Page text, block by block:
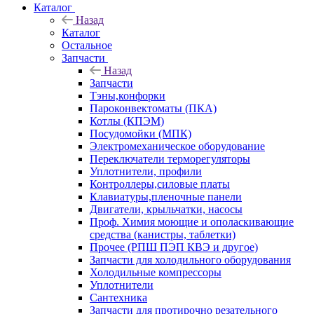
Каталог
Назад
Каталог
Остальное
Запчасти
Назад
Запчасти
Тэны,конфорки
Пароконвектоматы (ПКА)
Котлы (КПЭМ)
Посудомойки (МПК)
Электромеханическое оборудование
Переключатели терморегуляторы
Уплотнители, профили
Контроллеры,силовые платы
Клавиатуры,пленочные панели
Двигатели, крыльчатки, насосы
Проф. Химия моющие и ополаскивающие
средства (канистры, таблетки)
Прочее (РПШ ПЭП КВЭ и другое)
Запчасти для холодильного оборудования
Холодильные компрессоры
Уплотнители
Сантехника
Запчасти для протирочно резательного